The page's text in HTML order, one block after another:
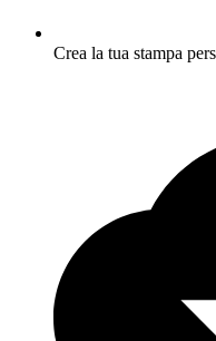
Crea la tua stampa